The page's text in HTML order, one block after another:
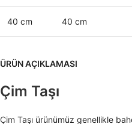
40 cm 40 cm
ÜRÜN AÇIKLAMASI
Çim Taşı
Çim Taşı ürünümüz genellikle